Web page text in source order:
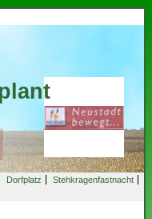
Dorfplatz
Stehkragenfastnacht